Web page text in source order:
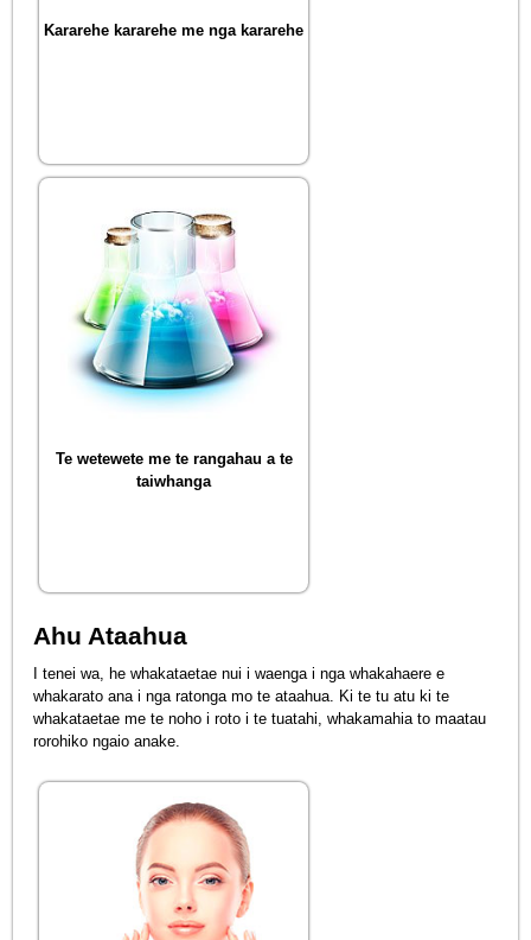
Kararehe kararehe me nga kararehe
Te wetewete me te rangahau a te
taiwhanga
Ahu Ataahua
I tenei wa, he whakataetae nui i waenga i nga whakahaere e
whakarato ana i nga ratonga mo te ataahua. Ki te tu atu ki te
whakataetae me te noho i roto i te tuatahi, whakamahia to maatau
rorohiko ngaio anake.